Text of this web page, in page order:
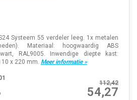
Systeem 55 verdeler leeg. 1x metalen
Materiaal: hoogwaardig ABS
RAL9005. Inwendige diepte kast:
x 220 mm. Meer informatie »
112,42
54,27